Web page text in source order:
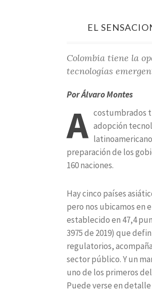
EL
Colombia tiene la
tecnologías
Por Álvaro Montes
A costumbrados
adopción
preparación de los
160 naciones.
Hay cinco países
pero nos ubicamos en
establecido en 47,4
3975 de 2019) que
regulatorios,
sector público. Y un
uno de los primeros
Puede verse en